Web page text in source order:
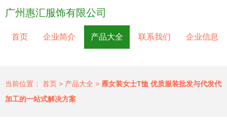
广州惠汇服饰有限公司
首页 企业简介 产品大全 联系我们 企业信息
当前位置： 首页 > 产品大全 > 雁女装女士T恤 优质服装批发与代发代
加工的一站式解决方案